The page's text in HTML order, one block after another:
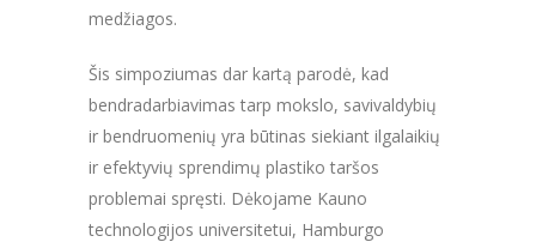
medžiagos.
Šis simpoziumas dar kartą parodė, kad
bendradarbiavimas tarp mokslo, savivaldybių
ir bendruomenių yra būtinas siekiant ilgalaikių
ir efektyvių sprendimų plastiko taršos
problemai spręsti. Dėkojame Kauno
technologijos universitetui, Hamburgo